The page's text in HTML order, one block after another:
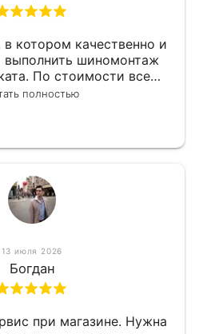
котором качественно и
выполнить шиномонтаж
По стоимости все
хочу сказать.
полностью
13 июля 2026
Богдан
при магазине. Нужна